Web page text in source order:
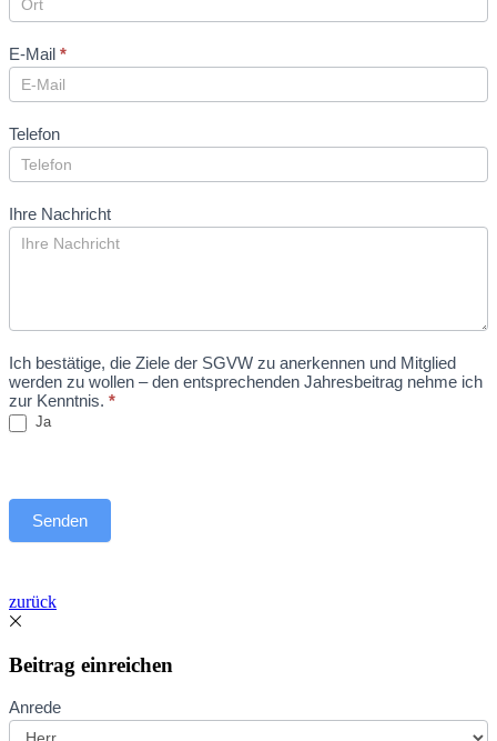
E-Mail *
Telefon
Ihre Nachricht
Ich bestätige, die Ziele der SGVW zu anerkennen und Mitglied
werden zu wollen – den entsprechenden Jahresbeitrag nehme ich
zur Kenntnis. *
Ja
Senden
zurück
Beitrag einreichen
Beitrag
einreichen
Anrede